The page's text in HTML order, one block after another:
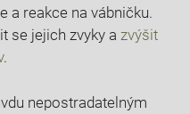
a reakce na ‍vábničku.
se jejich zvyky a⁢ zvýšit
.
nepostradatelným